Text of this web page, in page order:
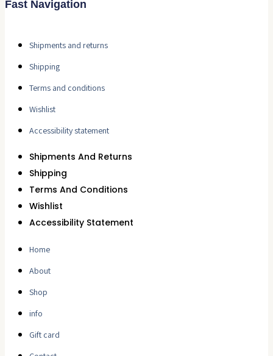
Fast Navigation
Shipments and returns
Shipping
Terms and conditions
Wishlist
Accessibility statement
Shipments And Returns
Shipping
Terms And Conditions
Wishlist
Accessibility Statement
Home
About
Shop
info
Gift card